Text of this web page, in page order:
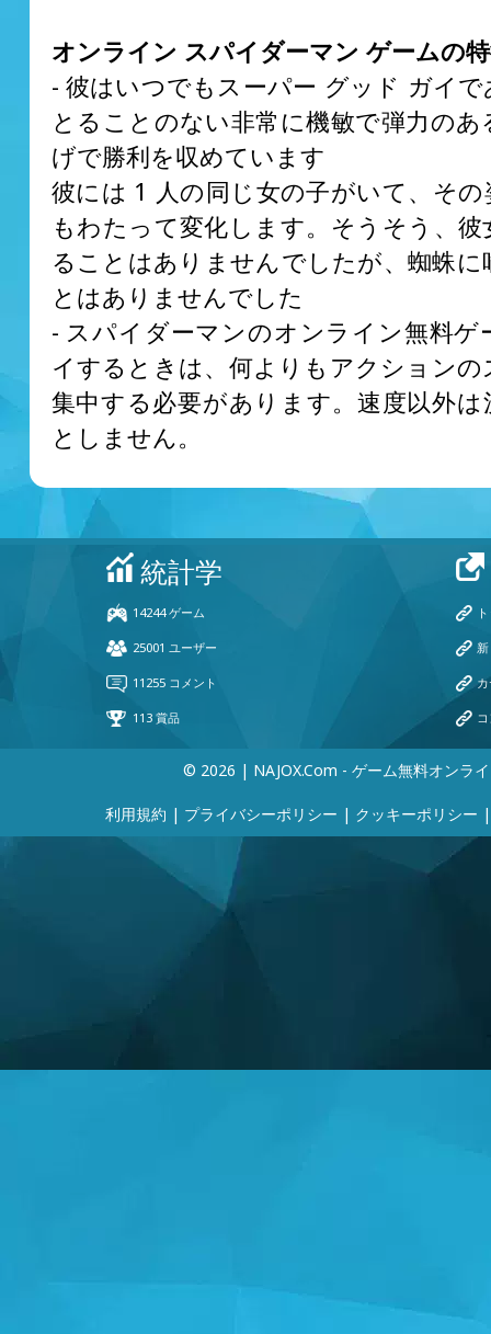
オンライン スパイダーマン ゲームの
- 彼はいつでもスーパー グッド ガイ
とることのない非常に機敏で弾力の
げで勝利を収めています
彼には 1 人の同じ女の子がいて、そ
もわたって変化します。そうそう、
ることはありませんでしたが、蜘蛛
とはありませんでした
- スパイダーマンのオンライン無料ゲ
イするときは、何よりもアクション
集中する必要があります。速度以外は
としません。
© 2026 | NAJOX.com - ゲーム無料オンラ
利用規約 | プライバシーポリシー | クッキーポリシー